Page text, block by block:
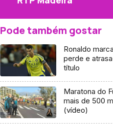
Pode também gostar
Ronaldo
perde e
título
Maratona do
mais de 500
(vídeo)